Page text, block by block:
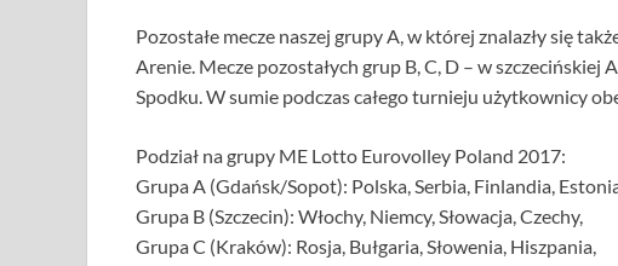
Pozostałe mecze naszej grupy A, w której znalazły się
Arenie. Mecze pozostałych grup B, C, D – w
Spodku. W sumie podczas całego turnieju użytkownicy
Podział na grupy ME Lotto Eurovolley Poland 2017:
Grupa A (Gdańsk/Sopot): Polska, Serbia, Finlandia,
Grupa B (Szczecin): Włochy, Niemcy, Słowacja, Czechy,
Grupa C (Kraków): Rosja, Bułgaria, Słowenia, Hiszpania,